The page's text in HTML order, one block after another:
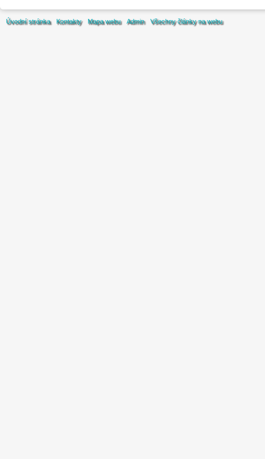
Úvodní stránka Kontakty Mapa webu Admin Všechny články na webu